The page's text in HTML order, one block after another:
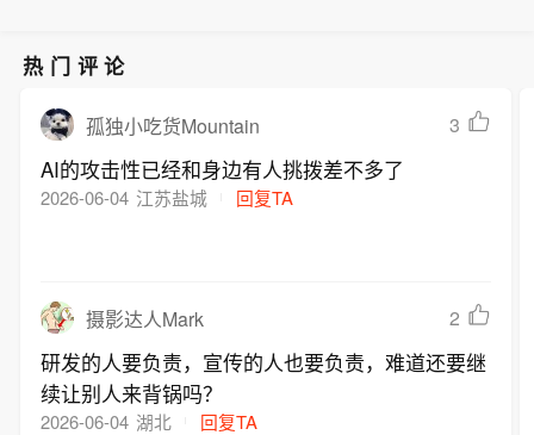
热门评论
孤独小吃货Mountain 3
AI的攻击性已经和身边有人挑拨差不多了
2026-06-04 江苏盐城 回复TA
摄影达人Mark 2
研发的人要负责，宣传的人也要负责，难道还要继
续让别人来背锅吗？
2026-06-04 湖北 回复TA